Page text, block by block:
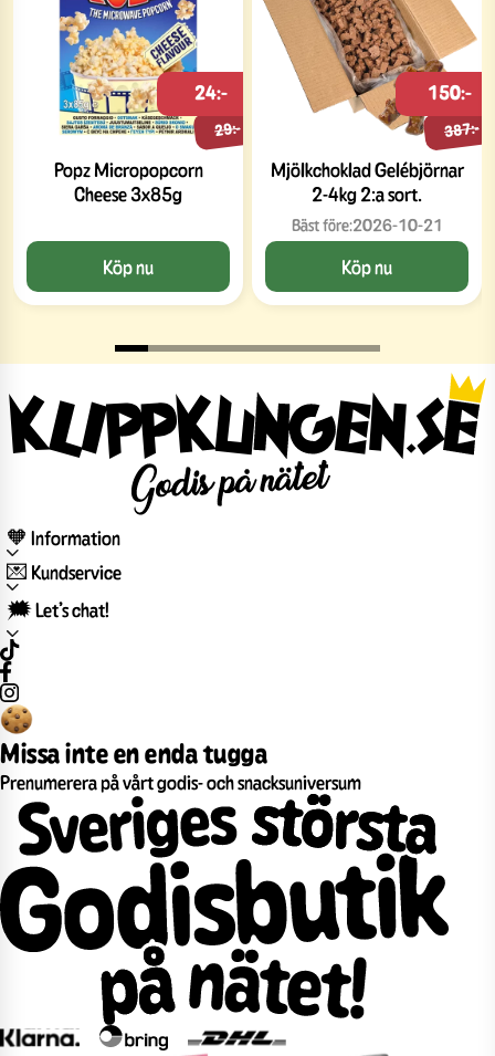
Popz Micropopcorn
Cheese 3x85g
29:-
24:-
Köp nu
Mjölkchoklad Gelébjörnar
2-4kg 2:a sort.
387:-
150:-
Bäst före:2026-10-21
Köp nu
🧡 Information
💌 Kundservice
🗯️ Let’s chat!
Missa inte en enda tugga
Prenumerera på vårt godis- och snacksuniversum